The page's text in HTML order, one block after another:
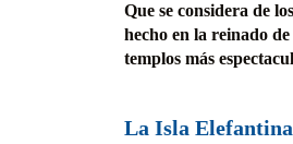
Que se considera de
hecho en la reinado
templos más
La Isla